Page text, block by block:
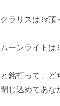
クラリスは🍈頂
ムーンライトは
と銘打って、ど
閉じ込めてあな